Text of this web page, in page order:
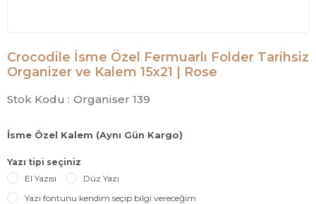
Crocodile İsme Özel Fermuarlı Folder Tarihsiz
Organizer ve Kalem 15x21 | Rose
Stok Kodu : Organiser 139
İsme Özel Kalem (Aynı Gün Kargo)
Yazı tipi seçiniz
El Yazısı
Düz Yazı
Yazı fontunu kendim seçip bilgi vereceğim